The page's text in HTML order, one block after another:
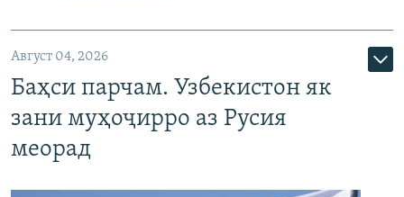
Август 04, 2026
Баҳси парчам. Узбекистон як
зани муҳоҷирро аз Русия
меорад